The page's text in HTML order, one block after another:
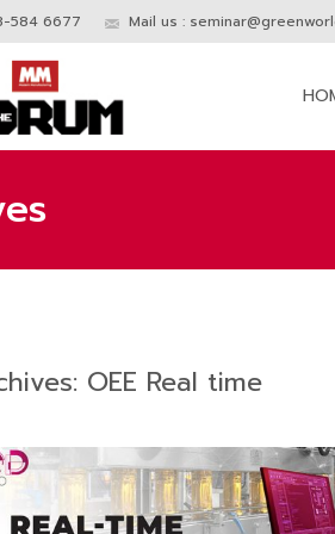
584 6677 Mail us :
OEE Real time